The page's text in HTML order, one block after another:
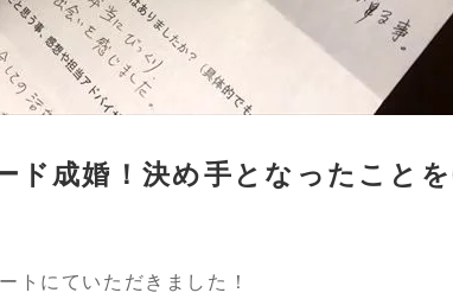
ド成婚！決め手となったこと
トにていただきました！